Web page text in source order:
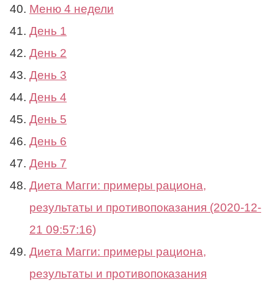
Меню 4 недели
День 1
День 2
День 3
День 4
День 5
День 6
День 7
Диета Магги: примеры рациона,
результаты и противопоказания (2020-12-
21 09:57:16)
Диета Магги: примеры рациона,
результаты и противопоказания